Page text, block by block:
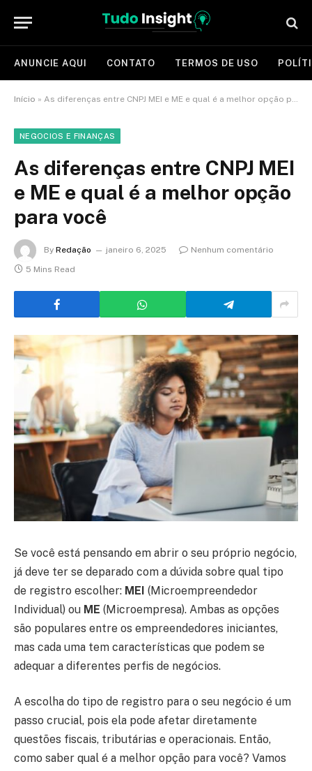
ANUNCIE AQUI CONTATO TERMOS DE USO
Início » As diferenças entre CNPJ MEI e ME e qual é a melhor opção para você
NEGOCIOS E FINANÇAS
As diferenças entre CNPJ MEI
e ME e qual é a melhor opção
para você
By Redação janeiro 6, 2025
Nenhum comentário
5 Mins Read
Se você está pensando em abrir o seu próprio negócio,
já deve ter se deparado com a dúvida sobre qual tipo
de registro escolher: MEI (Microempreendedor
Individual) ou ME (Microempresa). Ambas as opções
são populares entre os empreendedores iniciantes,
mas cada uma tem características que podem se
adequar a diferentes perfis de negócios.
A escolha do tipo de registro para o seu negócio é um
passo crucial, pois ela pode afetar diretamente
questões fiscais, tributárias e operacionais. Então,
como saber qual é a melhor opção para você? Vamos